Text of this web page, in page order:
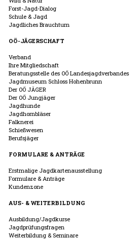
Forst-Jagd-Dialog
Schule & Jagd
Jagdliches Brauchtum
OÖ-JÄGERSCHAFT
Verband
Ihre Mitgliedschaft
Beratungsstelle des OÖ Landesjagdverbandes
Jagdmuseum Schloss Hohenbrunn
Der OÖ JÄGER
Der OÖ Jungjäger
Jagdhunde
Jagdhornbläser
Falknerei
Schießwesen
Berufsjäger
FORMULARE & ANTRÄGE
Erstmalige Jagdkartenausstellung
Formulare & Anträge
Kundenzone
AUS- & WEITERBILDUNG
Ausbildung/Jagdkurse
Jagdprüfungsfragen
Weiterbildung & Seminare